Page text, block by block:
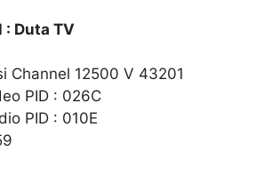
: Duta TV
Channel 12500 V 43201
PID : 026C
PID : 010E